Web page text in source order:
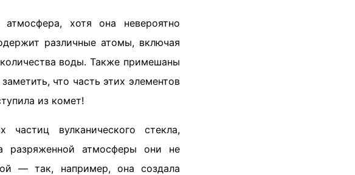
хотя она невероятно
различные атомы, включая
воды. Также примешаны
что часть этих элементов
из комет!
вулканического стекла,
разряженной атмосферы они не
— так, например, она создала